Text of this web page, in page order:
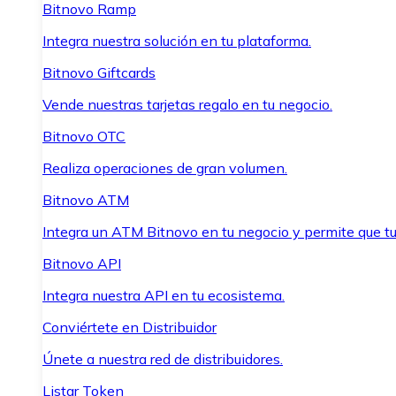
Bitnovo Ramp
Integra nuestra solución en tu plataforma.
Bitnovo Giftcards
Vende nuestras tarjetas regalo en tu negocio.
Bitnovo OTC
Realiza operaciones de gran volumen.
Bitnovo ATM
Integra un ATM Bitnovo en tu negocio y permite que
Bitnovo API
Integra nuestra API en tu ecosistema.
Conviértete en Distribuidor
Únete a nuestra red de distribuidores.
Listar Token